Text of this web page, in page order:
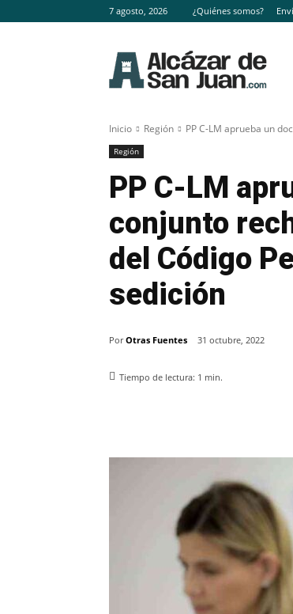
7 agosto, 2026 ¿Quiénes somos?
Inicio Región PP C-LM aprueba un
Región
PP C-LM
conjunto
del Código
sedición
Por Otras Fuentes 31 octubre, 2022
Tiempo de lectura: 1 min.